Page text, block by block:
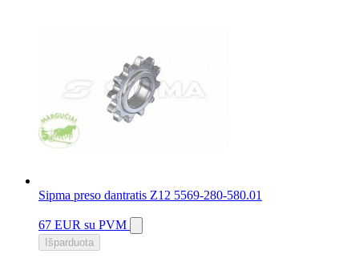
Sipma preso dantratis Z12 5569-280-580.01
67 EUR su PVM
Išparduota